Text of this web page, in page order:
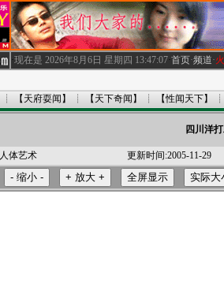
·现在是 2026年8月6日 星期四 13:47:07·首页·频道·
┊ 【天府耍闻】 ┊ 【天下奇闻】 ┊ 【性闻天下】
四川洋
人体艺术 更新时间:2005-11-29